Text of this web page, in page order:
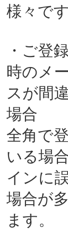
クスの
メール
きない
ている
様々で
・ご登
時のメ
スが間
場合